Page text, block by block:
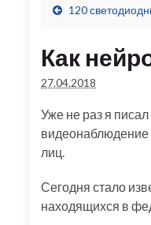
120
Как
27.04.2018
Уже не раз я
видеонаблюдение
лиц.
Сегодня стало
находящихся в